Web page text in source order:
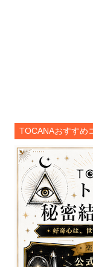
TOCANAおすすめ